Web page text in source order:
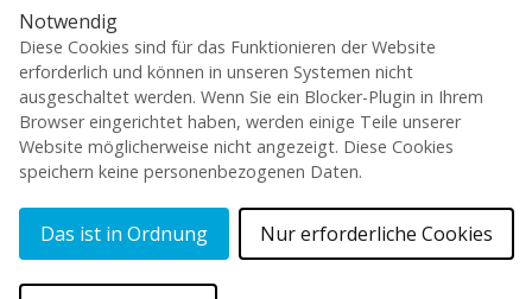
Notwendig
Diese Cookies sind für das Funktionieren der Website
erforderlich und können in unseren Systemen nicht
ausgeschaltet werden. Wenn Sie ein Blocker-Plugin in Ihrem
Browser eingerichtet haben, werden einige Teile unserer
Website möglicherweise nicht angezeigt. Diese Cookies
speichern keine personenbezogenen Daten.
Das ist in Ordnung Nur erforderliche Cookies
de
© 2026 Aspect International Language Academies Ltd, Reg No: 2162156 / VAT
No: 152088224 / Reg office: 5 Bloomsbury Place, London, England, WC1A 2QP